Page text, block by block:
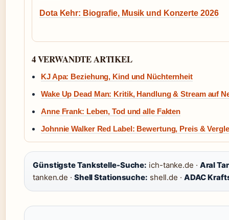
Dota Kehr: Biografie, Musik und Konzerte 2026
4 VERWANDTE ARTIKEL
KJ Apa: Beziehung, Kind und Nüchternheit
Wake Up Dead Man: Kritik, Handlung & Stream auf
Anne Frank: Leben, Tod und alle Fakten
Johnnie Walker Red Label: Bewertung, Preis &
Günstigste Tankstelle-Suche: ich-tanke.de · Aral
tanken.de · Shell Stationsuche: shell.de · ADAC